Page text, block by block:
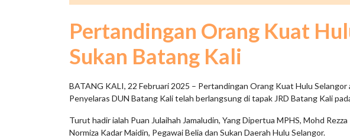
Pertandingan Orang Kuat
Sukan Batang Kali
BATANG KALI, 22 Februari 2025 – Pertandingan Orang Kuat Hulu
Penyelaras DUN Batang Kali telah berlangsung di tapak JRD Batang Kali
Turut hadir ialah Puan Julaihah Jamaludin, Yang Dipertua MPHS, Mohd
Normiza Kadar Maidin, Pegawai Belia dan Sukan Daerah Hulu Selangor.